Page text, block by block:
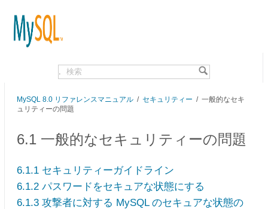
MySQL 8.0 リファレンスマニュアル / セキュリティー / 一般的なセキ
ュリティーの問題
6.1 一般的なセキュリティーの問題
6.1.1 セキュリティーガイドライン
6.1.2 パスワードをセキュアな状態にする
6.1.3 攻撃者に対する MySQL のセキュアな状態の